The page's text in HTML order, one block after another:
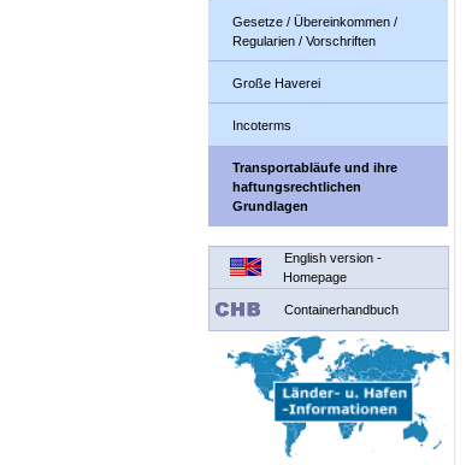
Gesetze / Übereinkommen /
Regularien / Vorschriften
Große Haverei
Incoterms
Transportabläufe und ihre
haftungsrechtlichen
Grundlagen
English version -
Homepage
Containerhandbuch